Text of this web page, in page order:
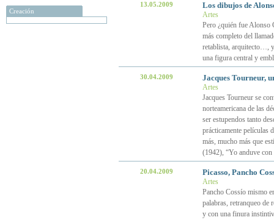
Creación
13.05.2009 Los dibujos de
Artes
Pero ¿quién fue Alonso
más completo del
retablista, arquitecto…,
una figura central y
30.04.2009 Jacques Tourneur,
Artes
Jacques Tourneur se
norteamericana de las
ser estupendos tanto
prácticamente películas
más, mucho más que
(1942), “Yo anduve
20.04.2009 Picasso, Pancho
Artes
Pancho Cossío mismo
palabras, retranqueo de
y con una finura